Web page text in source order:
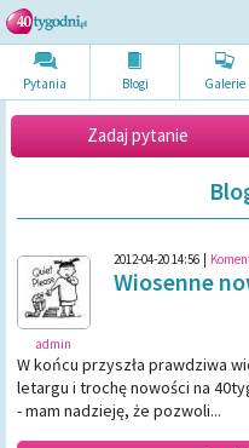
Pytania Blogi Galerie
Zadaj pytanie
admin
2012-04-20 14:56
Wiosenne
W końcu przyszła prawdziwa
letargu i trochę nowości na
- mam nadzieję, że pozwoli...